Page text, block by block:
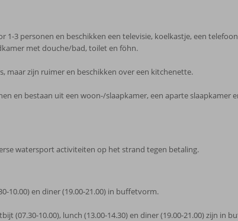
3 personen en beschikken een televisie, koelkastje, een
met douche/bad, toilet en föhn.
maar zijn ruimer en beschikken over een kitchenette.
en bestaan uit een woon-/slaapkamer, een aparte slaapkamer
watersport activiteiten op het strand tegen betaling.
10.00) en diner (19.00-21.00) in buffetvorm.
(07.30-10.00), lunch (13.00-14.30) en diner (19.00-21.00) zijn in